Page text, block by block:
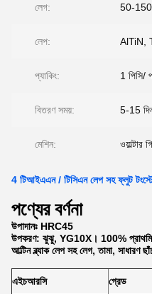
লেগ: 50-150
লেপ: AlTiN,
প্যাকিং: 1 পিসি/
বিতরণ সময়: 5-15
মেশিন: ওয়াল্টার
4 টিআইএএন / টিসিএন লেপ সহ ফ্লুট টংস্টেন
পণ্যের বর্ণনা
উপাদানঃ HRC45
উপকরণ: ঝুঝু, YG10X। 100% প্রাথমিক
আল্টিন ব্ল্যাক লেপ সহ লেগ, তামা,
এইচআরসি গ্রেড